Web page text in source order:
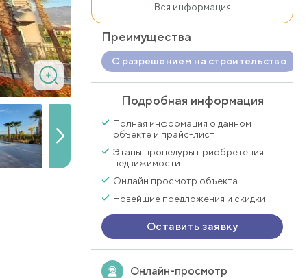
Вся информация
Преимущества
С разрешением на строительство
Подробная информация
Полная информация о данном
объекте и прайс-лист
Этапы процедуры приобретения
недвижимости
Онлайн просмотр объекта
Новейшие предложения и скидки
Оставить заявку
Онлайн-просмотр